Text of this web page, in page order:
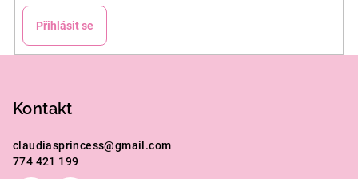
Přihlásit se
Kontakt
claudiasprincess@gmail.com
774 421 199